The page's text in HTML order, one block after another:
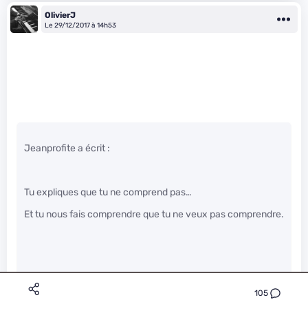
105
OlivierJ
Le 29/12/2017 à 14h53
Jeanprofite a écrit :
Tu expliques que tu ne comprend pas…
Et tu nous fais comprendre que tu ne veux pas comprendre.
C’est c’laaa, oui…